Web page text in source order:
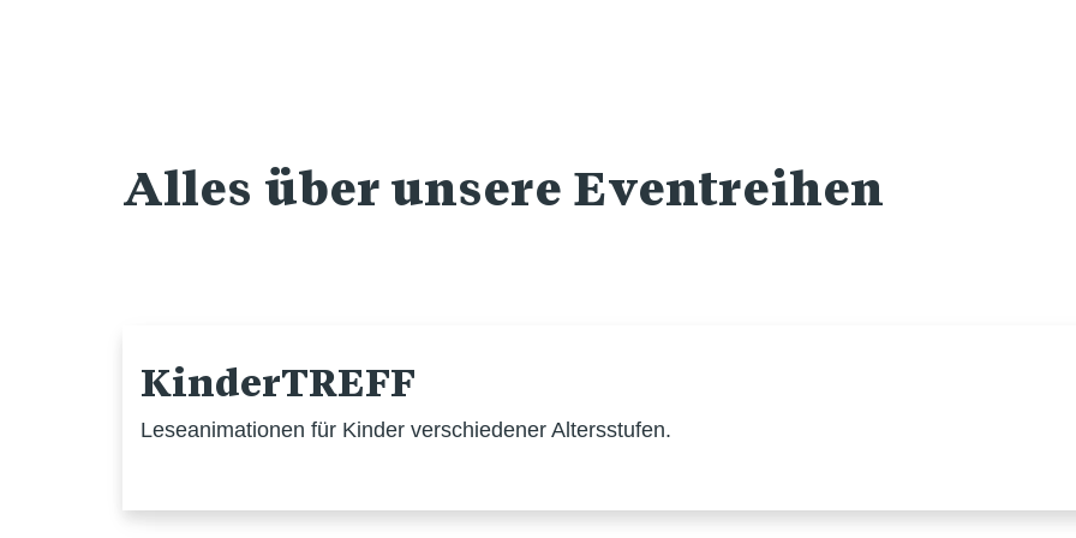
Alles über unsere Eventreihen
KinderTREFF
Leseanimationen für Kinder verschiedener Altersstufen.